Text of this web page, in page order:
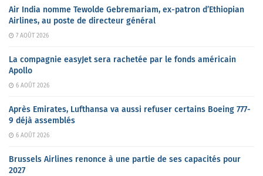
Air India nomme Tewolde Gebremariam, ex-patron d’Ethiopian
Airlines, au poste de directeur général
7 AOÛT 2026
La compagnie easyJet sera rachetée par le fonds américain
Apollo
6 AOÛT 2026
Après Emirates, Lufthansa va aussi refuser certains Boeing 777-
9 déjà assemblés
6 AOÛT 2026
Brussels Airlines renonce à une partie de ses capacités pour
2027